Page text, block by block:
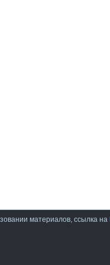
материалов, ссылка на